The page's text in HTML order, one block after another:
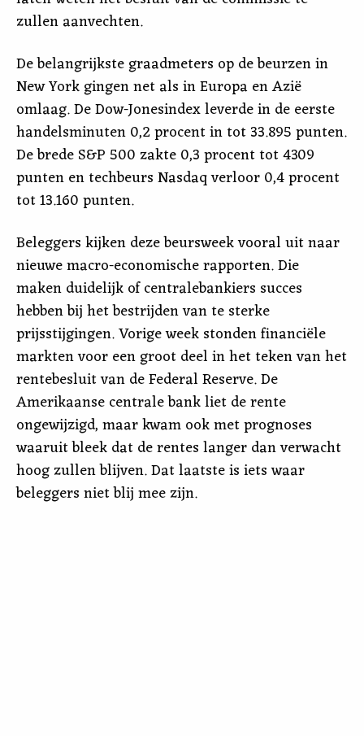
zullen aanvechten.
De belangrijkste graadmeters op de beurzen in
New York gingen net als in Europa en Azië
omlaag. De Dow-Jonesindex leverde in de eerste
handelsminuten 0,2 procent in tot 33.895 punten.
De brede S&P 500 zakte 0,3 procent tot 4309
punten en techbeurs Nasdaq verloor 0,4 procent
tot 13.160 punten.
Beleggers kijken deze beursweek vooral uit naar
nieuwe macro-economische rapporten. Die
maken duidelijk of centralebankiers succes
hebben bij het bestrijden van te sterke
prijsstijgingen. Vorige week stonden financiële
markten voor een groot deel in het teken van het
rentebesluit van de Federal Reserve. De
Amerikaanse centrale bank liet de rente
ongewijzigd, maar kwam ook met prognoses
waaruit bleek dat de rentes langer dan verwacht
hoog zullen blijven. Dat laatste is iets waar
beleggers niet blij mee zijn.